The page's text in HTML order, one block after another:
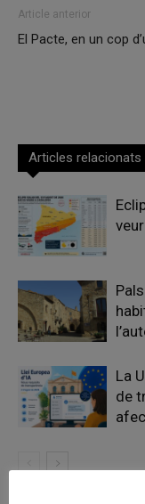
Article anterior
El Pacte, en un cop
Articles relacionats
La
de